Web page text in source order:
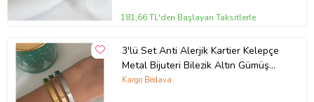
Hediyeleri Kız Bayan Bujiteri
181,66 TL'den Başlayan Taksitlerle
3'lü Set Anti Alerjik Kartier Kelepçe
Metal Bijuteri Bilezik Altın Gümüş
Rose Gold Arkadaşa Anneye Kız
Kargo Bedava